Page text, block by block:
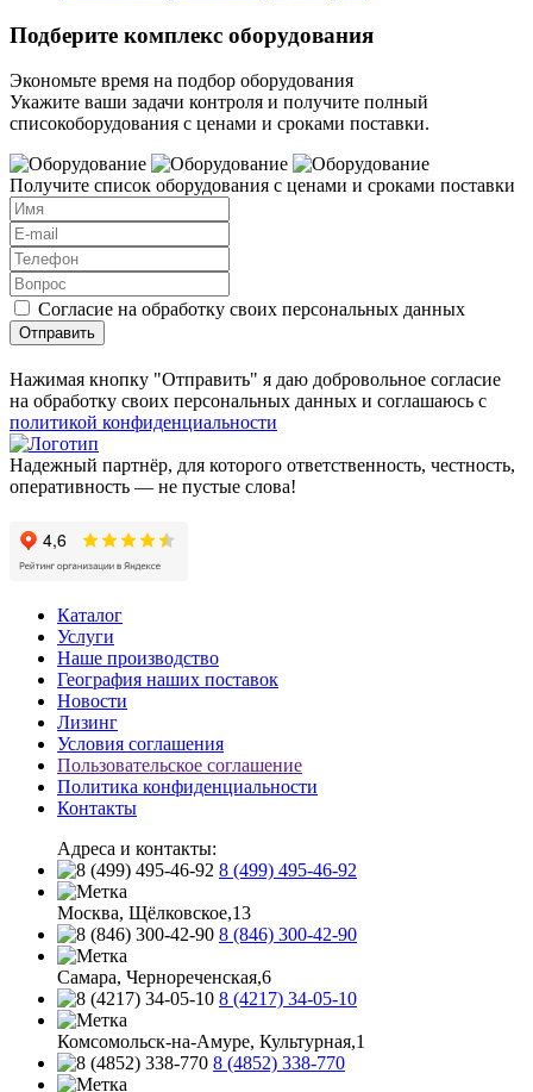
Подберите комплекс оборудования
Экономьте время на подбор оборудования
Укажите ваши задачи контроля и получите полный
списокоборудования с ценами и сроками поставки.
Получите список оборудования с ценами и сроками поставки
Согласие на обработку своих персональных данных
Отправить
Нажимая кнопку "Отправить" я даю добровольное согласие
на обработку своих персональных данных и соглашаюсь с
политикой конфиденциальности
Надежный партнёр, для которого ответственность, честность,
оперативность — не пустые слова!
Каталог
Услуги
Наше производство
География наших поставок
Новости
Лизинг
Условия соглашения
Пользовательское соглашение
Политика конфиденциальности
Контакты
Адреса и контакты:
8 (499) 495-46-92
Москва, Щёлковское,13
8 (846) 300-42-90
Самара, Чернореченская,6
8 (4217) 34-05-10
Комсомольск-на-Амуре, Культурная,1
8 (4852) 338-770